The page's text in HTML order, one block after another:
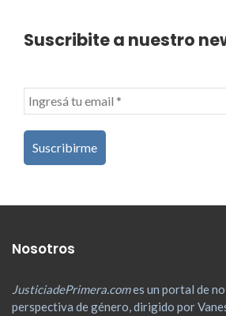
Suscribite a nuestro
Nosotros
JusticiadePrimera.comes un portal de
perspectiva de género, dirigido por